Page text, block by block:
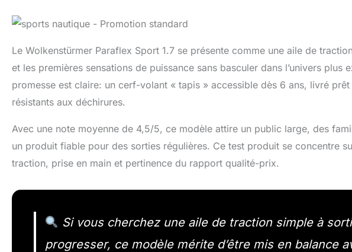
Le Wolkenstürmer Paraflex Sport 1.7 se présente comme une aile de
et les premières sensations de puissance sans basculer dans l’univers plus
promesse est claire: un cerf-volant « tapis » accessible dès 6 ans, livré
résistants aux déchirures.
Avec une note moyenne de 4,5/5, ce modèle attire un public large, des
un produit fiable pour des sorties régulières. Ce test produit se concentre
traction, prise en main et pertinence du rapport qualité-prix.
Si vous cherchez une aile de traction simple à
progresser, ce modèle mérite d’être mis en balance